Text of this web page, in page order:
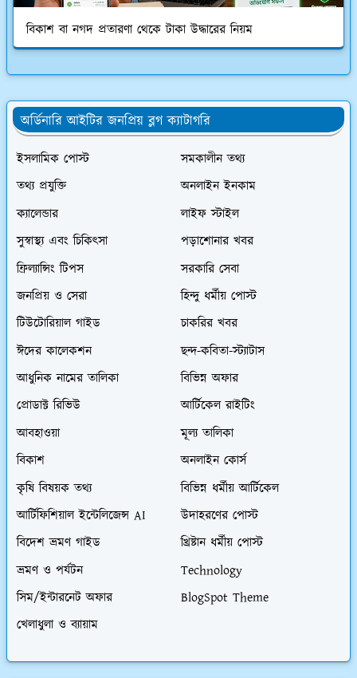
বিকাশ বা নগদ প্রতারণা থেকে টাকা উদ্ধারের নিয়ম
অর্ডিনারি আইটির জনপ্রিয় ব্লগ ক্যাটাগরি
ইসলামিক পোস্ট
সমকালীন তথ্য
তথ্য প্রযুক্তি
অনলাইন ইনকাম
ক্যালেন্ডার
লাইফ স্টাইল
সুস্বাস্থ্য এবং চিকিৎসা
পড়াশোনার খবর
ফ্রিল্যান্সিং টিপস
সরকারি সেবা
জনপ্রিয় ও সেরা
হিন্দু ধর্মীয় পোস্ট
টিউটোরিয়াল গাইড
চাকরির খবর
ঈদের কালেকশন
ছন্দ-কবিতা-স্ট্যাটাস
আধুনিক নামের তালিকা
বিভিন্ন অফার
প্রোডাক্ট রিভিউ
আর্টিকেল রাইটিং
আবহাওয়া
মূল্য তালিকা
বিকাশ
অনলাইন কোর্স
কৃষি বিষয়ক তথ্য
বিভিন্ন ধর্মীয় আর্টিকেল
আর্টিফিশিয়াল ইন্টেলিজেন্স AI
উদাহরণের পোস্ট
বিদেশ ভ্রমণ গাইড
খ্রিষ্টান ধর্মীয় পোস্ট
ভ্রমণ ও পর্যটন
Technology
সিম/ইন্টারনেট অফার
BlogSpot Theme
খেলাধুলা ও ব্যায়াম